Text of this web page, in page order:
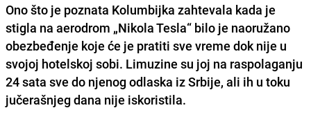
Ono što je poznata Kolumbijka zahtevala kada je
stigla na aerodrom „Nikola Tesla“ bilo je naoružano
obezbeđenje koje će je pratiti sve vreme dok nije u
svojoj hotelskoj sobi. Limuzine su joj na raspolaganju
24 sata sve do njenog odlaska iz Srbije, ali ih u toku
jučerašnjeg dana nije iskoristila.